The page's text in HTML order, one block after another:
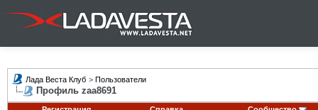
Лада Веста Клуб > Пользователи
Профиль zaa8691